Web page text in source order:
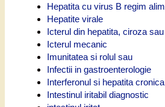
Hepatita cu virus B regim
Hepatite virale
Icterul din hepatita, ciroza
Icterul mecanic
Imunitatea si rolul sau
Infectii in gastroenterologie
Interferonul si hepatita cronica
Intestinul iritabil diagnostic